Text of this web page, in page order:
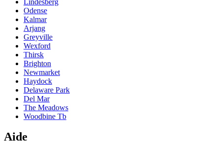
Odense
Kalmar
Arjang
Greyville
Wexford
Thirsk
Brighton
Newmarket
Haydock
Delaware Park
Del Mar
The Meadows
Woodbine Tb
Aide